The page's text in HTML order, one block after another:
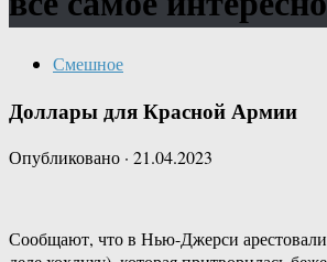
Смешное
Доллары для Красной Армии
Опубликовано · 21.04.2023
Сообщают, что в Нью-Джерси